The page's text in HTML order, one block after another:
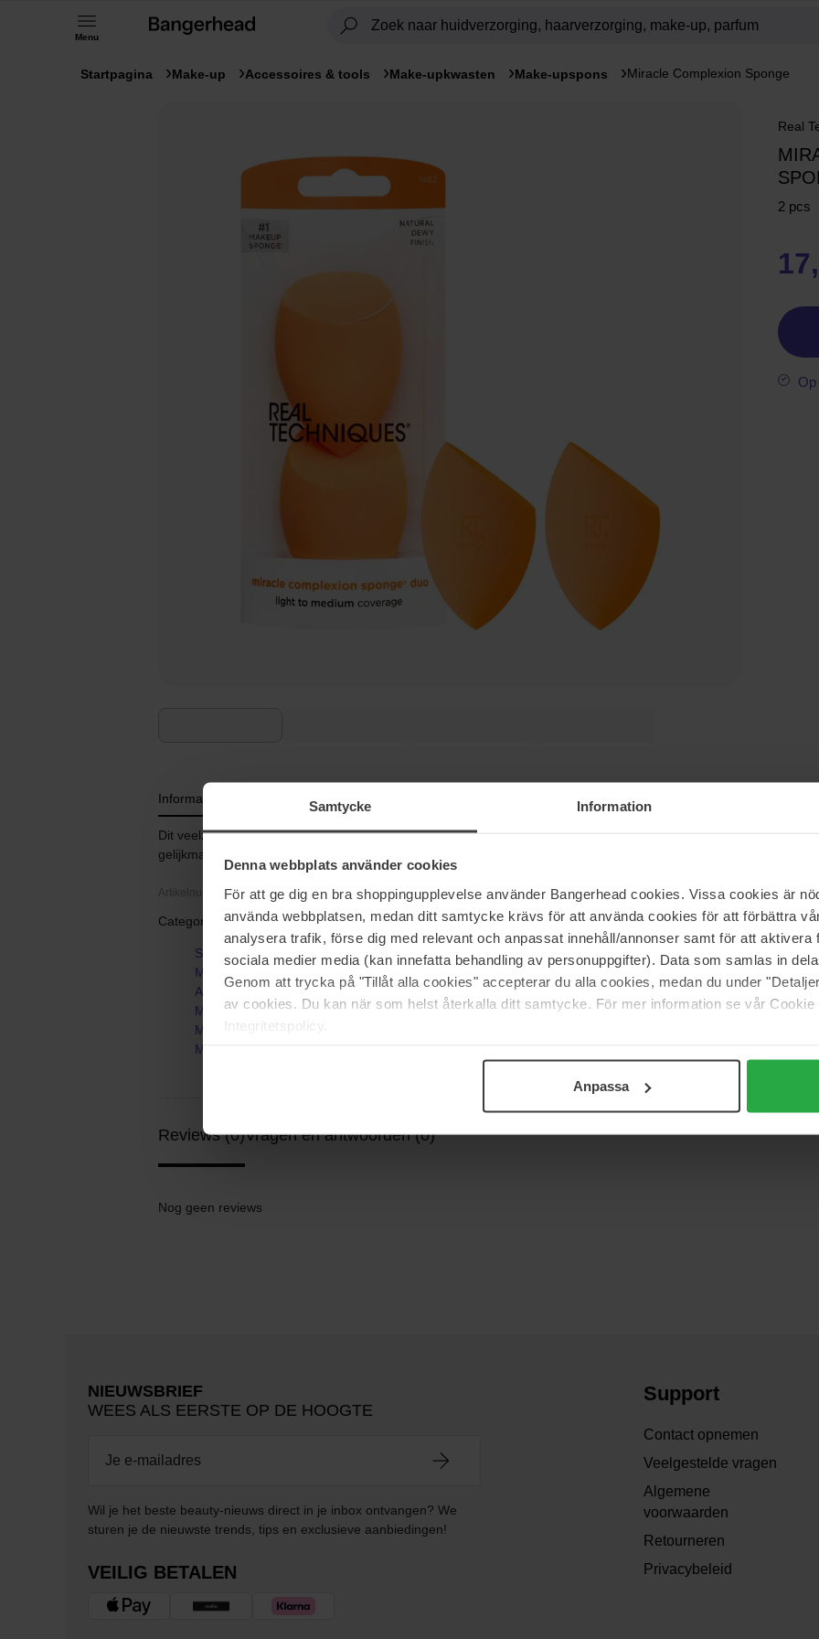
Samtycke Information
Denna webbplats använder cookies
För att ge dig en bra shoppingupplevelse använder Bangerhead cookies. Vissa cookies är
använda webbplatsen, medan ditt samtycke krävs för att använda cookies för att förbättra
analysera trafik, förse dig med relevant och anpassat innehåll/annonser samt för att aktivera
sociala medier media (kan innefatta behandling av personuppgifter). Data som samlas in
Genom att trycka på "Tillåt alla cookies" accepterar du alla cookies, medan du under
av cookies. Du kan när som helst återkalla ditt samtycke. För mer information se vår
Integritetspolicy.
Anpassa
Menu
Startpagina Make-up Accessoires & tools Make-upkwasten Make-upspons Miracle Complexion Sponge
Real
2 pcs
Informatie
Dit veelzijdige sponsje is ontworpen met een revolutionaire schuimtechnologie die make-up
gelijkmatig aanbrengt en zorgt voor een gladde, verbeterde finish.
Artikelnummer: 32704
Categorieën:
Startpagina
Make-up
Accessoires & tools
Make-upkwasten
Make-upspons
Miracle Complexion Sponge
Reviews (0)Vragen en antwoorden (0)
Nog geen reviews
NIEUWSBRIEF
WEES ALS EERSTE OP DE HOOGTE
Wil je het beste beauty-nieuws direct in je inbox ontvangen? We
sturen je de nieuwste trends, tips en exclusieve aanbiedingen!
VEILIG BETALEN
Support
Contact opnemen
Veelgestelde vragen
Algemene
voorwaarden
Retourneren
Privacybeleid